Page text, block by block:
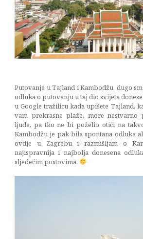
13/02/
Putovanje u Tajland i Kambodžu, dugo
odluka o putovanju u taj dio svijeta
u Google tražilicu kada upišete Tajland,
vam prekrasne plaže, more nestvarno
ljude, pa tko ne bi poželio otići na
Kambodžu je pak bila spontana odluka
ovdje u Zagrebu i razmišljam o
najispravnija i najbolja donesena
sljedećim postovima.